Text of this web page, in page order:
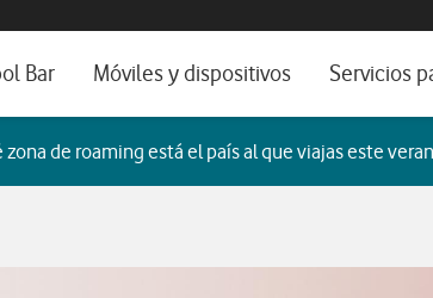
Bar Móviles y dispositivos
Catálogo de móviles
Ordenadores
Servicios
Servicios
Por ser
de roaming está el país al que viajas este